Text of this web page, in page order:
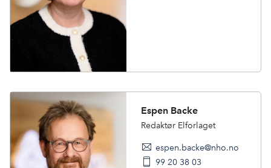
Espen Backe
Redaktør Elforlaget
espen.backe@nho.no
99 20 38 03